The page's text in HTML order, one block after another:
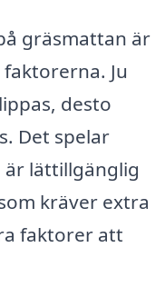
gräsmattan är
Ju
desto
Det spelar
är lättillgänglig
kräver extra
faktorer att